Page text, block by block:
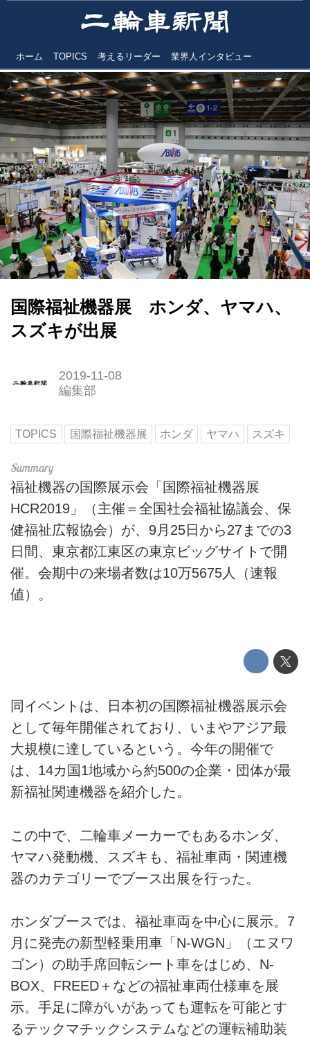
ホーム TOPICS 考えるリーダー 業界人インタビュー
国際福祉機器展 ホンダ、ヤマハ、
スズキが出展
2019-11-08
編集部
TOPICS 国際福祉機器展 ホンダ ヤマハ スズキ
福祉機器の国際展示会「国際福祉機器展
HCR2019」（主催＝全国社会福祉協議会、保
健福祉広報協会）が、9月25日から27までの3
日間、東京都江東区の東京ビッグサイトで開
催。会期中の来場者数は10万5675人（速報
値）。
同イベントは、日本初の国際福祉機器展示会
として毎年開催されており、いまやアジア最
大規模に達しているという。今年の開催で
は、14カ国1地域から約500の企業・団体が最
新福祉関連機器を紹介した。
この中で、二輪車メーカーでもあるホンダ、
ヤマハ発動機、スズキも、福祉車両・関連機
器のカテゴリーでブース出展を行った。
ホンダブースでは、福祉車両を中心に展示。7
月に発売の新型軽乗用車「N-WGN」（エヌワ
ゴン）の助手席回転シート車をはじめ、N-
BOX、FREED＋などの福祉車両仕様車を展
示。手足に障がいがあっても運転を可能とす
るテックマチックシステムなどの運転補助装